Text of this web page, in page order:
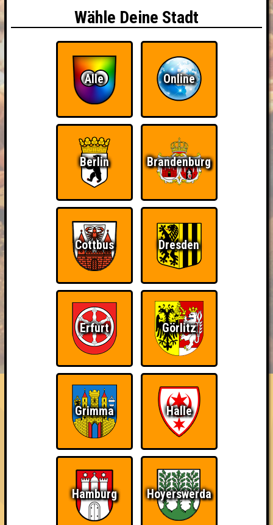
HIGHSCORE RESERVIERUNG
FAQ ÜBER UNS
Quizveteran
Nehmt an 50 Quizlaboren teil
~ Noch nicht erreicht ~
Wähle Deine Stadt
Alle Online
Berlin Brandenburg
Cottbus Dresden
Erfurt Görlitz
Grimma Halle
Hamburg Hoyerswerda